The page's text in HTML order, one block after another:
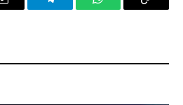
Email TelegramWhatsAppCopy